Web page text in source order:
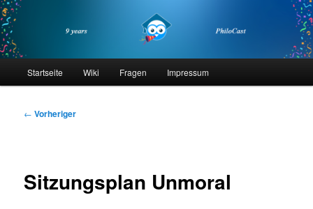
Zum
primären
Inhalt
springenphilocast
Startseite Wiki Fragen Impressum
Beitragsnavigation
← Vorheriger
Sitzungsplan Unmoral